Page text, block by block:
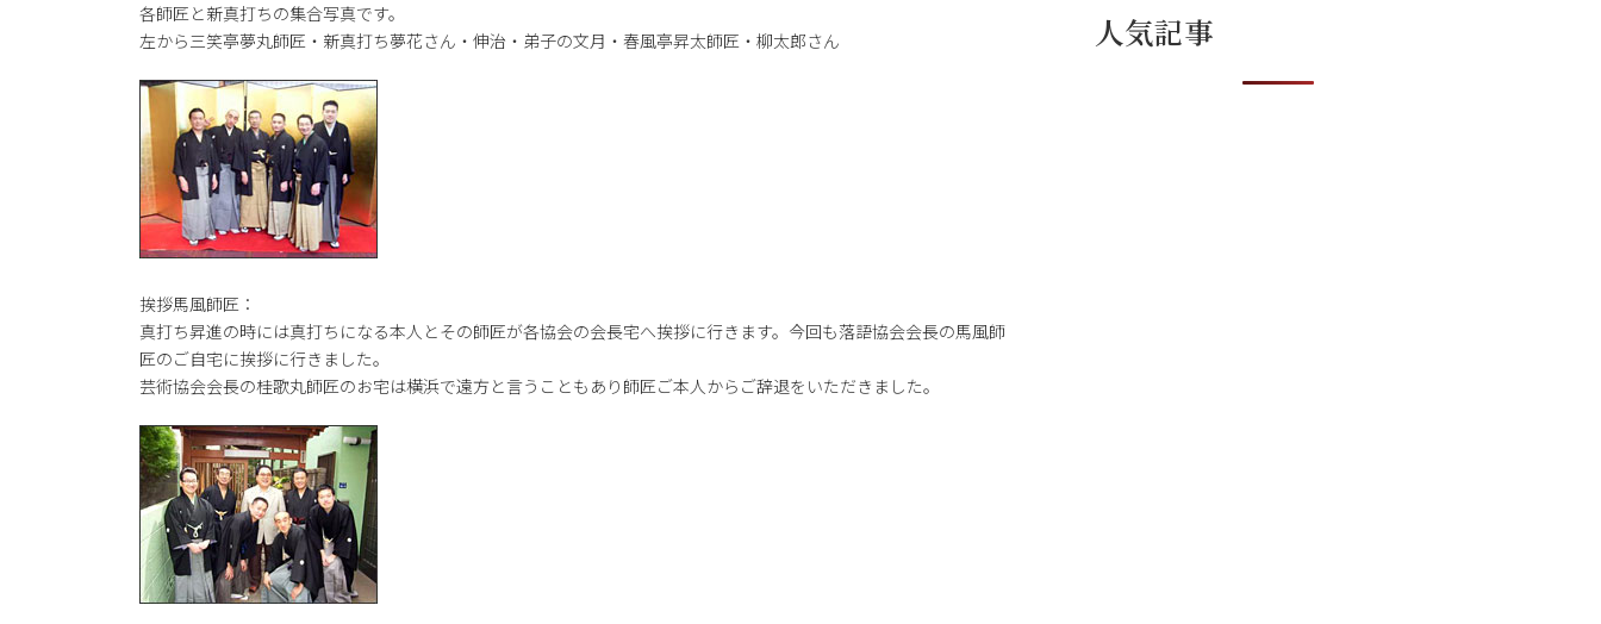
各師匠と新真打ちの集合写真です。
左から三笑亭夢丸師匠・新真打ち夢花さん・伸治・弟子の文月・春風亭昇太師匠・柳太郎さん
挨拶馬風師匠：
真打ち昇進の時には真打ちになる本人とその師匠が各協会の会長宅へ挨拶に行きます。今回も落語協会会長の馬風師
匠のご自宅に挨拶に行きました。
芸術協会会長の桂歌丸師匠のお宅は横浜で遠方と言うこともあり師匠ご本人からご辞退をいただきました。
人気記事